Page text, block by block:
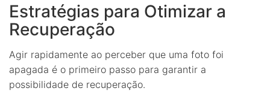
Estratégias para Otimizar a
Recuperação
Agir rapidamente ao perceber que uma foto foi
apagada é o primeiro passo para garantir a
possibilidade de recuperação.